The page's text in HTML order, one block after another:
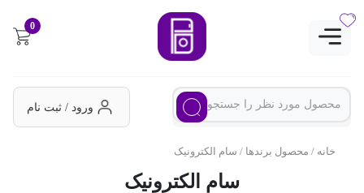
0
ورود / ثبت نام
خانه / محصول برندها / سام الکترونیک
سام الکترونیک